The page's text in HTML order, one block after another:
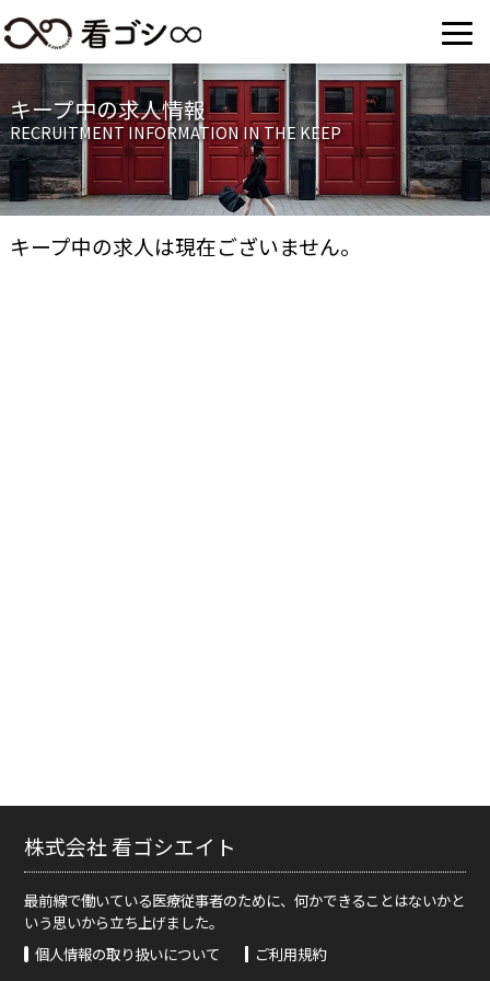
キープ中の求人情報
RECRUITMENT INFORMATION IN THE KEEP
キープ中の求人は現在ございません。
株式会社 看ゴシエイト
最前線で働いている医療従事者のために、何かできることはないかと
いう思いから立ち上げました。
個人情報の取り扱いについて
ご利用規約